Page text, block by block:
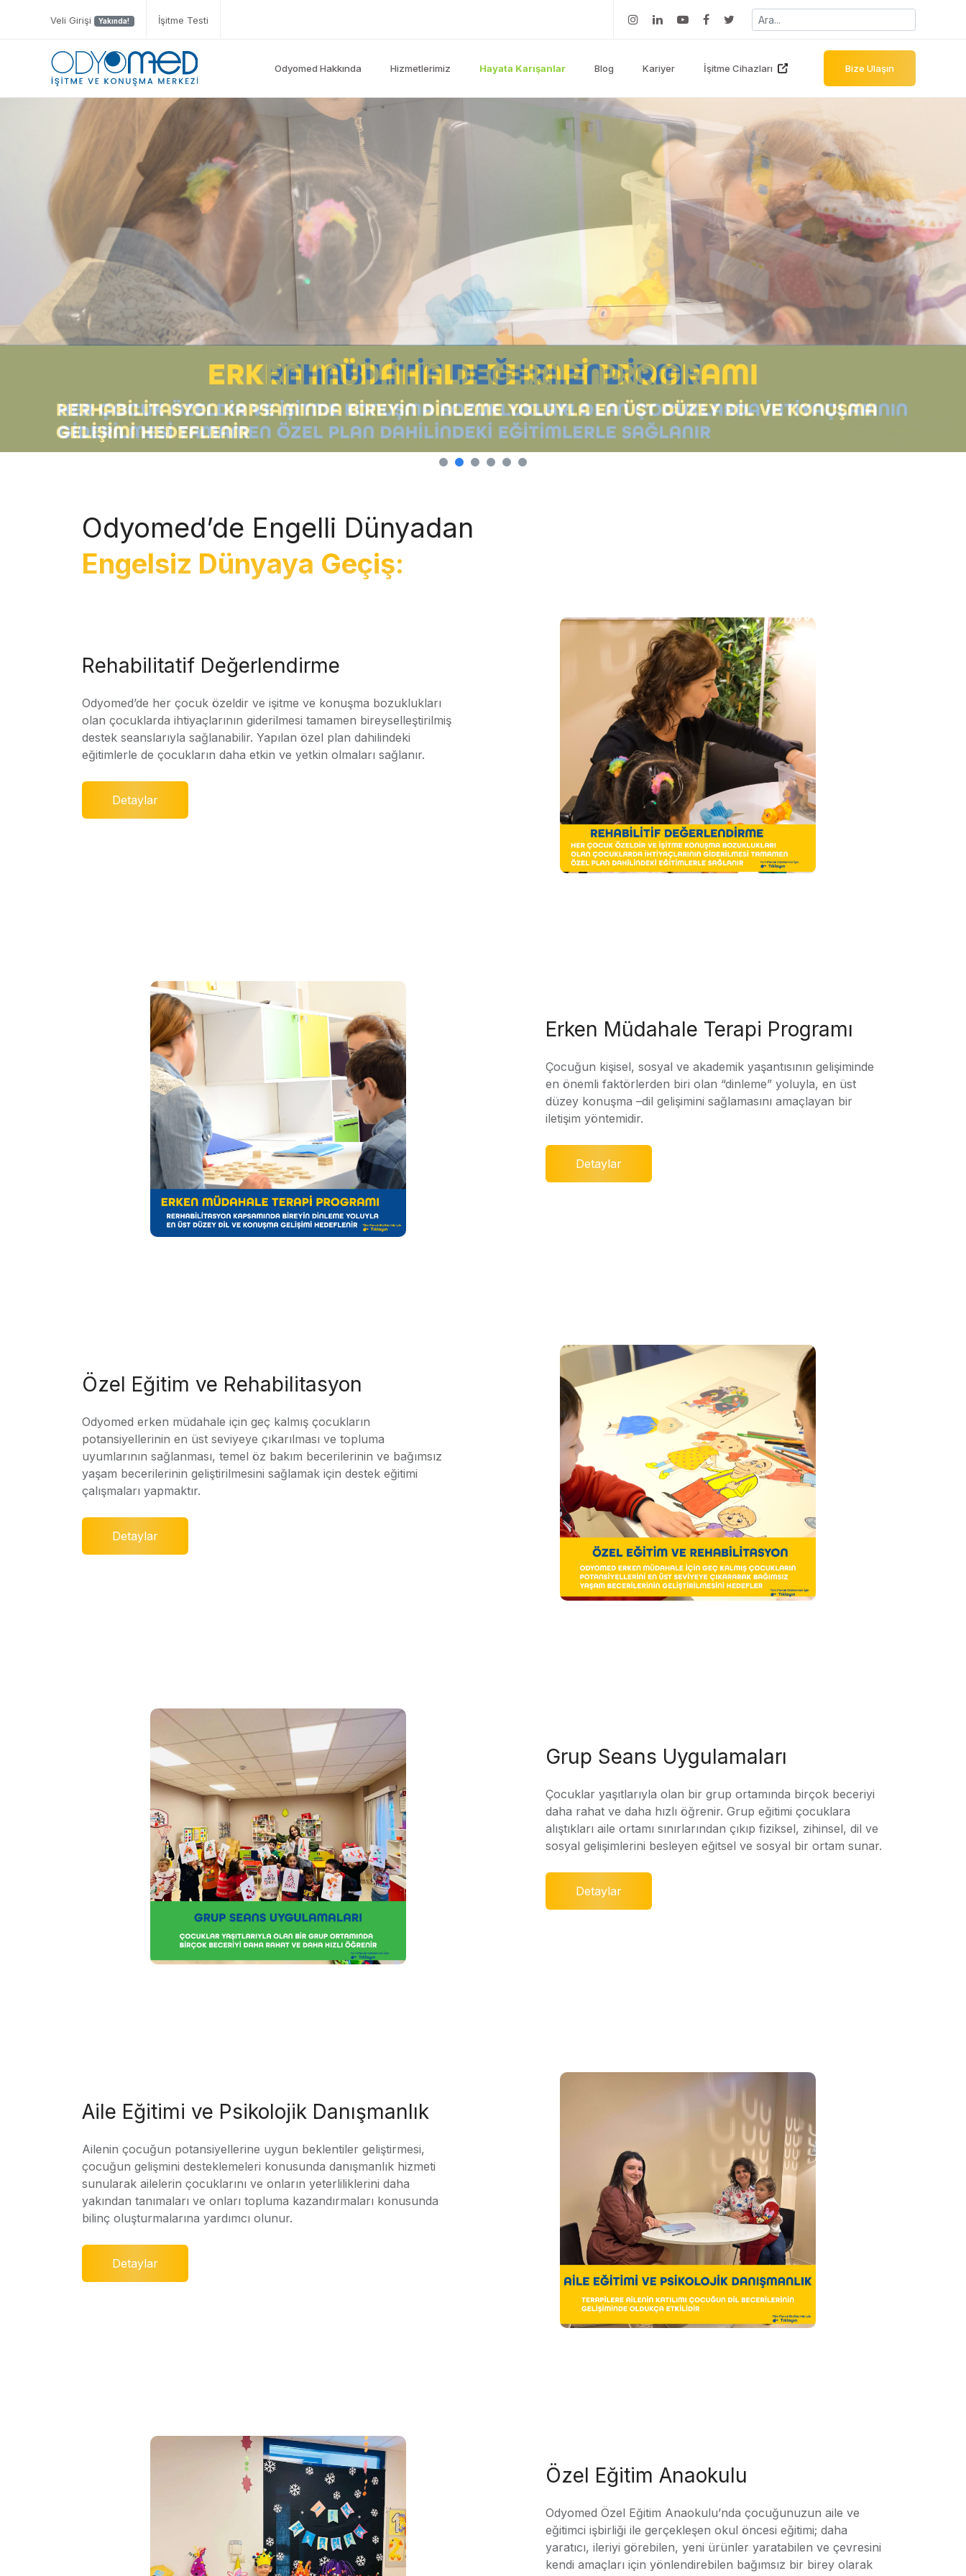
Veli Girişi Yakında! İşitme Testi
Odyomed Hakkında Hizmetlerimiz Hayata Karışanlar Blog Kariyer İşitme Cihazları Bize Ulaşın
Odyomed’de Engelli Dünyadan
Engelsiz Dünyaya Geçiş:
Rehabilitatif Değerlendirme
Odyomed’de her çocuk özeldir ve işitme ve konuşma bozuklukları
olan çocuklarda ihtiyaçlarının giderilmesi tamamen bireyselleştirilmiş
destek seanslarıyla sağlanabilir. Yapılan özel plan dahilindeki
eğitimlerle de çocukların daha etkin ve yetkin olmaları sağlanır.
Detaylar
Erken Müdahale Terapi Programı
Çocuğun kişisel, sosyal ve akademik yaşantısının gelişiminde
en önemli faktörlerden biri olan “dinleme” yoluyla, en üst
düzey konuşma –dil gelişimini sağlamasını amaçlayan bir
iletişim yöntemidir.
Detaylar
Özel Eğitim ve Rehabilitasyon
Odyomed erken müdahale için geç kalmış çocukların
potansiyellerinin en üst seviyeye çıkarılması ve topluma
uyumlarının sağlanması, temel öz bakım becerilerinin ve bağımsız
yaşam becerilerinin geliştirilmesini sağlamak için destek eğitimi
çalışmaları yapmaktır.
Detaylar
Grup Seans Uygulamaları
Çocuklar yaşıtlarıyla olan bir grup ortamında birçok beceriyi
daha rahat ve daha hızlı öğrenir. Grup eğitimi çocuklara
alıştıkları aile ortamı sınırlarından çıkıp fiziksel, zihinsel, dil ve
sosyal gelişimlerini besleyen eğitsel ve sosyal bir ortam sunar.
Detaylar
Aile Eğitimi ve Psikolojik Danışmanlık
Ailenin çocuğun potansiyellerine uygun beklentiler geliştirmesi,
çocuğun gelişmini desteklemeleri konusunda danışmanlık hizmeti
sunularak ailelerin çocuklarını ve onların yeterliliklerini daha
yakından tanımaları ve onları topluma kazandırmaları konusunda
bilinç oluşturmalarına yardımcı olunur.
Detaylar
Özel Eğitim Anaokulu
Odyomed Özel Eğitim Anaokulu’nda çocuğunuzun aile ve
eğitimci işbirliği ile gerçekleşen okul öncesi eğitimi; daha
yaratıcı, ileriyi görebilen, yeni ürünler yaratabilen ve çevresini
kendi amaçları için yönlendirebilen bağımsız bir birey olarak